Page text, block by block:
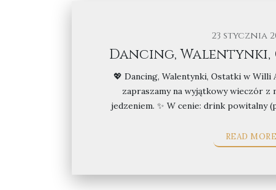
23 stycznia
Dancing, Walentynki,
💖 Dancing, Walentynki, Ostatki w Willi
zapraszamy na wyjątkowy wieczór z
jedzeniem. ✨ W cenie: drink powitalny
READ MORE